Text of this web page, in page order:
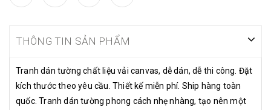
THÔNG TIN SẢN PHẨM
Tranh dán tường chất liệu vải canvas, dễ dán, dễ thi công. Đặt
kích thước theo yêu cầu. Thiết kế miễn phí. Ship hàng toàn
quốc. Tranh dán tường phong cách nhẹ nhàng, tạo nên một